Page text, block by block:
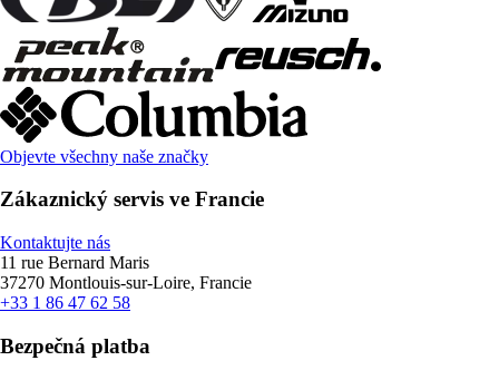
Objevte všechny naše značky
Zákaznický servis ve Francie
Kontaktujte nás
11 rue Bernard Maris
37270 Montlouis-sur-Loire, Francie
+33 1 86 47 62 58
Bezpečná platba